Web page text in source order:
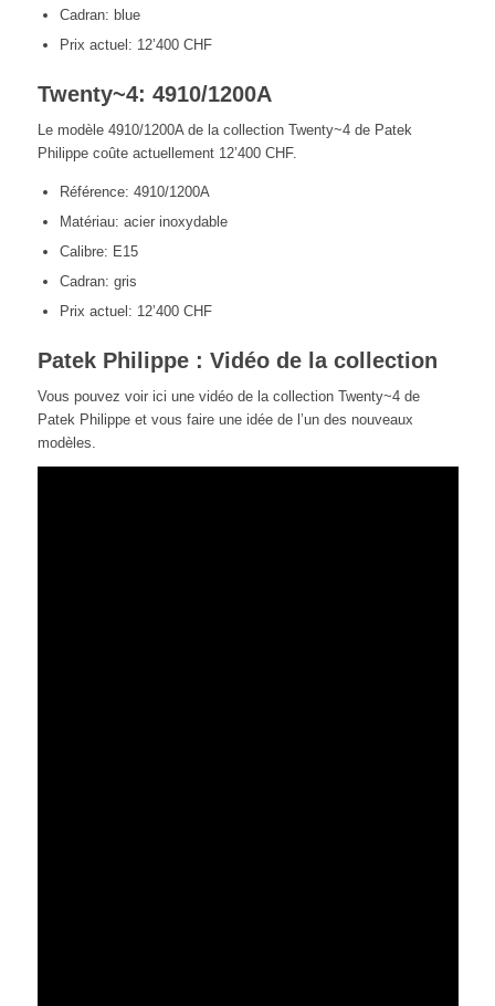
Cadran: blue
Prix actuel: 12’400 CHF
Twenty~4: 4910/1200A
Le modèle 4910/1200A de la collection Twenty~4 de Patek
Philippe coûte actuellement 12’400 CHF.
Référence: 4910/1200A
Matériau: acier inoxydable
Calibre: E15
Cadran: gris
Prix actuel: 12’400 CHF
Patek Philippe : Vidéo de la collection
Vous pouvez voir ici une vidéo de la collection Twenty~4 de
Patek Philippe et vous faire une idée de l’un des nouveaux
modèles.